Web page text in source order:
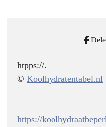
htpps://.
© Koolhydratentabel.nl
https://